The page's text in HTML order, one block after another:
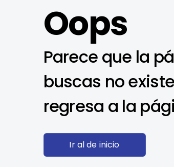
Oops
Parece que la
buscas no
regresa a la
Ir al de inicio